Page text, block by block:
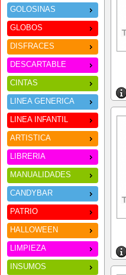
GOLOSINAS
GLOBOS
DISFRACES
DESCARTABLE
CINTAS
LINEA GENERICA
LINEA INFANTIL
ARTISTICA
LIBRERIA
MANUALIDADES
CANDYBAR
PATRIO
HALLOWEEN
LIMPIEZA
INSUMOS